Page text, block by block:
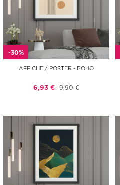
-30%
AFFICHE / POSTER - BOHO
6,93 € 9,90 €